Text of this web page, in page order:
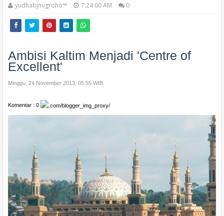
yudhabjnugroho™️ 7:24:00 AM 0
Ambisi Kaltim Menjadi 'Centre of
Excellent'
Minggu, 24 November 2013, 05:55 WIB
Komentar : 0